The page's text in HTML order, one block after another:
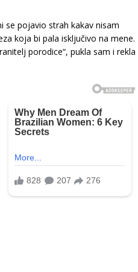
se pojavio strah kakav nisam
koja bi pala isključivo na mene.
porodice“, pukla sam i rekla